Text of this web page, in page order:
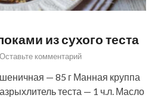
из сухого теста
Оставьте комментарий
— 85 г Манная круппа
теста — 1 ч.л. Масло